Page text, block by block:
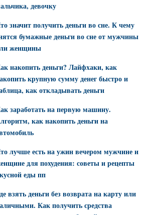
девочку
значит получить деньги во сне. К чему
бумажные деньги во сне от мужчины
женщины
накопить деньги? Лайфхаки, как
крупную сумму денег быстро и
как откладывать деньги
заработать на первую машину.
как накопить деньги на
лучше есть на ужин вечером мужчине и
для похудения: советы и рецепты
еды пп
взять деньги без возврата на карту или
Как получить средства